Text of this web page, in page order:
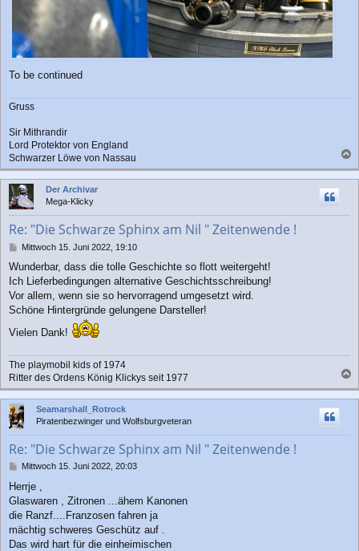
To be continued
Gruss
Sir Mithrandir
Lord Protektor von England
Schwarzer Löwe von Nassau
a
c
Der Archivar
Mega-Klicky
Re: "Die Schwarze Sphinx am Nil " Zeitenwende !
B
i
t
r
a
Mittwoch 15. Juni 2022, 19:10
Wunderbar, dass die tolle Geschichte so flott weitergeht!
Ich Lieferbedingungen alternative Geschichtsschreibung!
Vor allem, wenn sie so hervorragend umgesetzt wird.
Schöne Hintergründe gelungene Darsteller!
Vielen Dank!
The playmobil kids of 1974
Ritter des Ordens König Klickys seit 1977
a
c
Seamarshall_Rotrock
Piratenbezwinger und Wolfsburgveteran
Re: "Die Schwarze Sphinx am Nil " Zeitenwende !
B
i
t
r
a
Mittwoch 15. Juni 2022, 20:03
Herrje ,
Glaswaren , Zitronen ...ähem Kanonen
die Ranzf....Franzosen fahren ja
mächtig schweres Geschütz auf .
Das wird hart für die einheimischen